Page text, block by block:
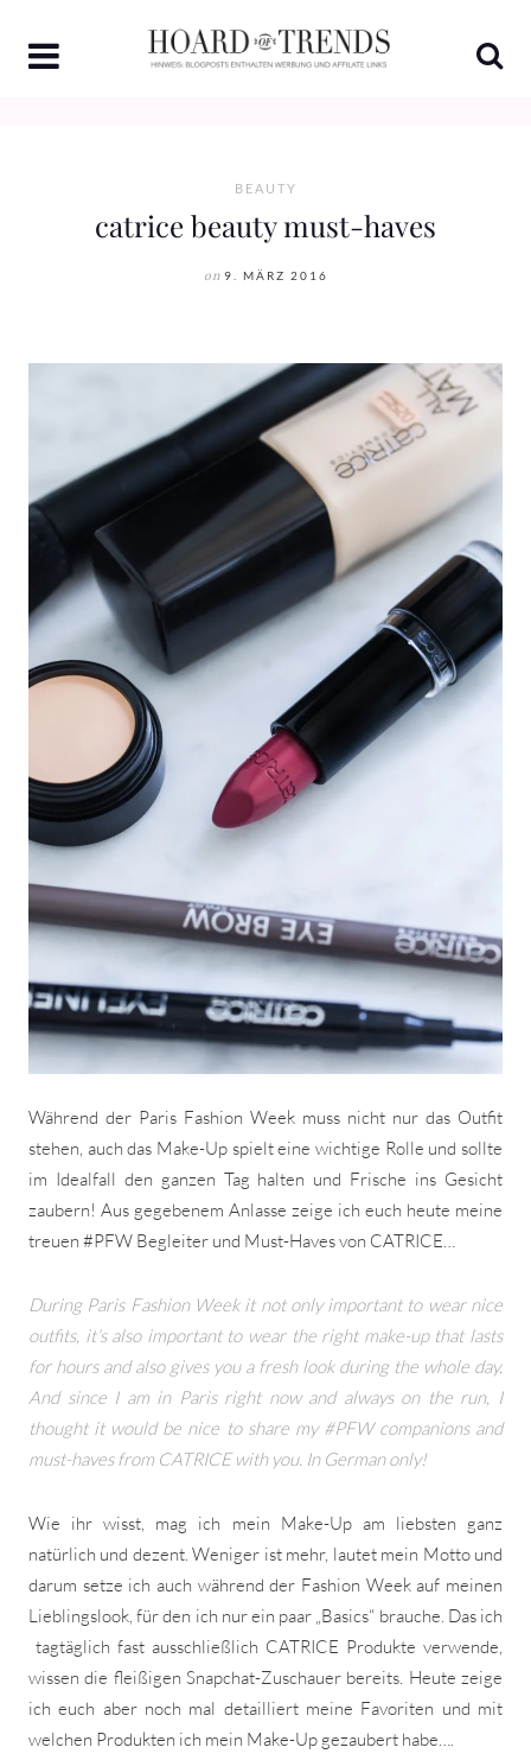
content
BEAUTY
catrice beauty must-haves
on 9. MÄRZ 2016
Während der Paris Fashion Week muss nicht nur das Outfit
stehen, auch das Make-Up spielt eine wichtige Rolle und sollte
im Idealfall den ganzen Tag halten und Frische ins Gesicht
zaubern! Aus gegebenem Anlasse zeige ich euch heute meine
treuen #PFW Begleiter und Must-Haves von CATRICE…
During Paris Fashion Week it not only important to wear nice
outfits, it’s also important to wear the right make-up that lasts
for hours and also gives you a fresh look during the whole day.
And since I am in Paris right now and always on the run, I
thought it would be nice to share my #PFW companions and
must-haves from CATRICE with you. In German only!
Wie ihr wisst, mag ich mein Make-Up am liebsten ganz
natürlich und dezent. Weniger ist mehr, lautet mein Motto und
darum setze ich auch während der Fashion Week auf meinen
Lieblingslook, für den ich nur ein paar „Basics“ brauche. Das ich
tagtäglich fast ausschließlich CATRICE Produkte verwende,
wissen die fleißigen Snapchat-Zuschauer bereits. Heute zeige
ich euch aber noch mal detailliert meine Favoriten und mit
welchen Produkten ich mein Make-Up gezaubert habe….